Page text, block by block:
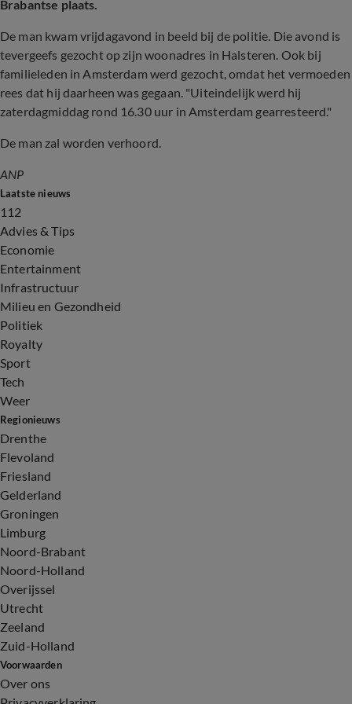
Brabantse plaats.
De man kwam vrijdagavond in beeld bij de politie. Die avond is
tevergeefs gezocht op zijn woonadres in Halsteren. Ook bij
familieleden in Amsterdam werd gezocht, omdat het vermoeden
rees dat hij daarheen was gegaan. "Uiteindelijk werd hij
zaterdagmiddag rond 16.30 uur in Amsterdam gearresteerd."
De man zal worden verhoord.
ANP
Laatste nieuws
112
Advies & Tips
Economie
Entertainment
Infrastructuur
Milieu en Gezondheid
Politiek
Royalty
Sport
Tech
Weer
Regionieuws
Drenthe
Flevoland
Friesland
Gelderland
Groningen
Limburg
Noord-Brabant
Noord-Holland
Overijssel
Utrecht
Zeeland
Zuid-Holland
Voorwaarden
Over ons